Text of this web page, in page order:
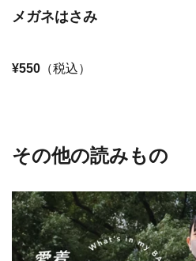
メガネはさみ
¥550 （税込）
その他の読みもの